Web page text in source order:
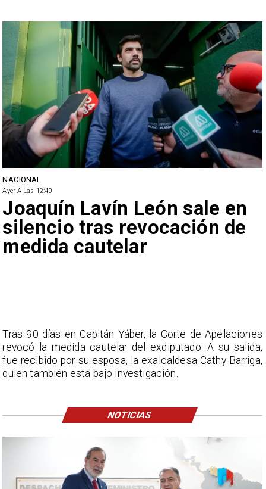
NACIONAL
Ayer A Las 12:40
Joaquín Lavín León sale en
silencio tras revocación de
medida cautelar
Tras 90 días en Capitán Yáber, la Corte de Apelaciones
revocó la medida cautelar del exdiputado. A su salida,
fue recibido por su esposa, la exalcaldesa Cathy Barriga,
quien también está bajo investigación.
NOTICIAS